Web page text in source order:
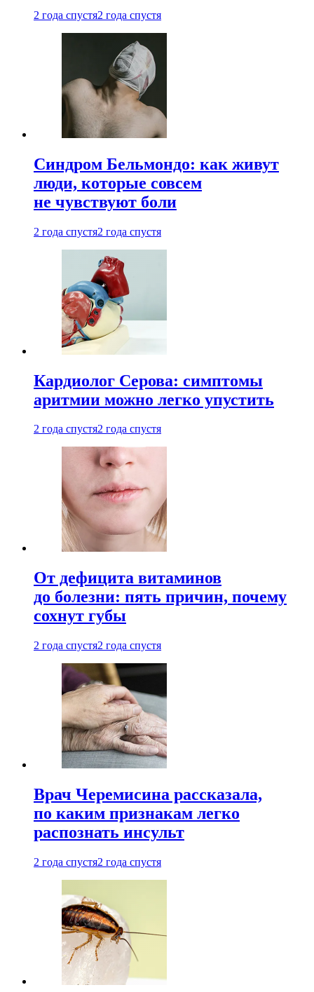
2 года спустя2 года спустя
Синдром Бельмондо: как живут
люди, которые совсем
не чувствуют боли
2 года спустя2 года спустя
Кардиолог Серова: симптомы
аритмии можно легко упустить
2 года спустя2 года спустя
От дефицита витаминов
до болезни: пять причин, почему
сохнут губы
2 года спустя2 года спустя
Врач Черемисина рассказала,
по каким признакам легко
распознать инсульт
2 года спустя2 года спустя